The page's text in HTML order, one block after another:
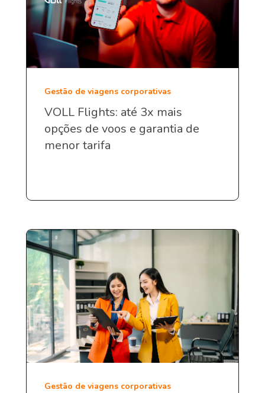
Gestão de viagens corporativas
VOLL Flights: até 3x mais
opções de voos e garantia de
menor tarifa
Gestão de viagens corporativas